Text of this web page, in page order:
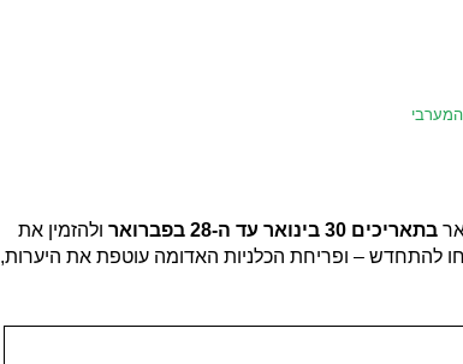
בתאריכים 30 בינואר עד ה-28 בפברואר
ולהזמין את
להתחדש – ופריחת הכלניות האדומה עוטפת את היערות,